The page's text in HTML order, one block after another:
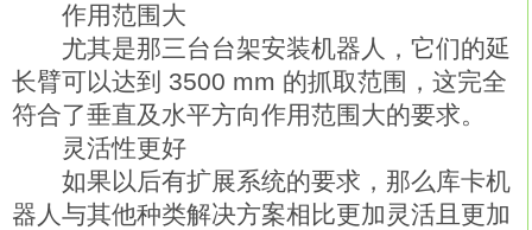
作用范围大
尤其是那三台台架安装机器人，它们的延
长臂可以达到 3500 mm 的抓取范围，这完全
符合了垂直及水平方向作用范围大的要求。
灵活性更好
如果以后有扩展系统的要求，那么库卡机
器人与其他种类解决方案相比更加灵活且更加